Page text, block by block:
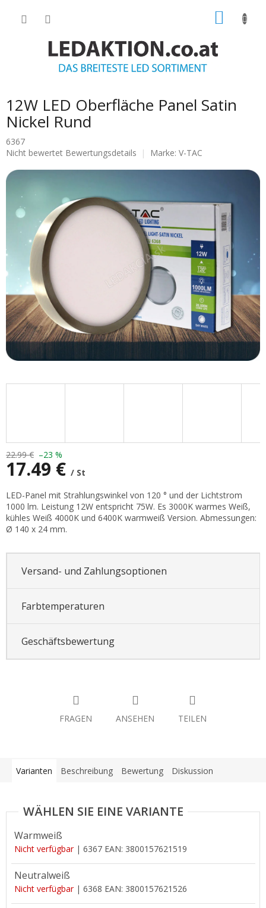
12W LED Oberfläche Panel Satin
Nickel Rund
6367
Die
Produktbewertung
von
Sternen.
Nicht bewertet Bewertungsdetails Marke: V-TAC
22.99 € –23 %
17.49 € / St
Verkaufspreis:
LED-Panel mit Strahlungswinkel von 120 ° und der Lichtstrom
1000 lm. Leistung 12W entspricht 75W. Es 3000K warmes Weiß,
kühles Weiß 4000K und 6400K warmweiß Version. Abmessungen:
Ø 140 x 24 mm.
Versand- und Zahlungsoptionen
Farbtemperaturen
Geschäftsbewertung
FRAGEN ANSEHEN TEILEN
Varianten Beschreibung Bewertung Diskussion
Warmweiß
Nicht verfügbar | 6367 EAN: 3800157621519
Neutralweiß
Nicht verfügbar | 6368 EAN: 3800157621526